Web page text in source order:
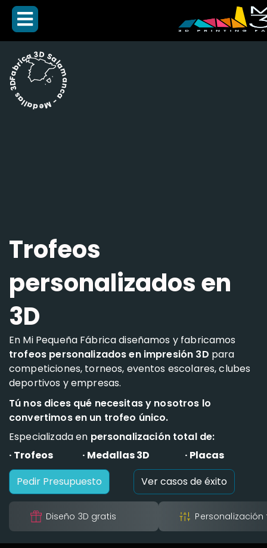
Fabrica 3D Salamanca - Medallas 3D -
Trofeos
personalizados en
3D
En Mi Pequeña Fábrica diseñamos y fabricamos
trofeos personalizados en impresión 3D para
competiciones, torneos, eventos escolares, clubes
deportivos y empresas.
Tú nos dices qué necesitas y nosotros lo
convertimos en un trofeo único.
Especializada en personalización total de:
· Trofeos
· Medallas 3D
· Placas
Pedir Presupuesto
Ver casos de éxito
Diseño 3D gratis